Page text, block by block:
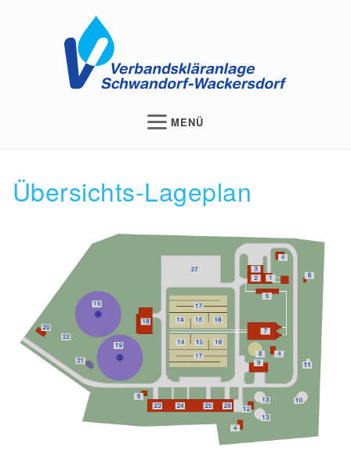
MENÜ
Übersichts-Lageplan